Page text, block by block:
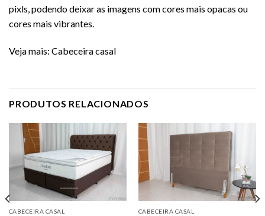
pixls, podendo deixar as imagens com cores mais opacas ou
cores mais vibrantes.
Veja mais: Cabeceira casal
PRODUTOS RELACIONADOS
CABECEIRA CASAL CABECEIRA CASAL